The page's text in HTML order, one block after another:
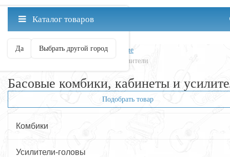
Нижний Новгород ваш город?
Да Выбрать другой город
Каталог товаров
Главная Всё для гитары
Усиление
Басовые комбики, кабинеты и усилители
Басовые комбики, кабинеты и
Подобрать товар
Комбики
Усилители-головы